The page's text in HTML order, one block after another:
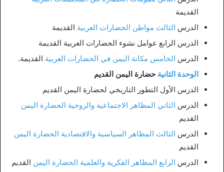
القديمة
الدرس الثالث مواطن الحضارات العربية القديمة
الدرس الرابع عوامل نشوء الحضارات العربية القديمة
الدرس الخامس مكانة اليمن في الحضارات العربية القديمة.
الوحدة الثانية حضارة اليمن القديم
الدرس الأول التطور التاريخي لحضارة اليمن القديم
الدرس الثاني المظاهر الاجتماعية والروحية الحضارة اليمن
القديم
الدرس الثالث المظاهر السياسية والاقتصادية الحضارة اليمن
القديم
الدرس الرابع المظاهر الفكرية والعلمية الحضارة اليمن القديم